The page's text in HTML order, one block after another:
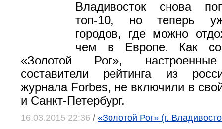
Владивосток снова
топ-10, но теперь
городов, где можно
чем в Европе. Как
«Золотой Рог», настроенные
составители рейтинга из
журнала Forbes, не включили в
и Санкт-Петербург.
16.03.2015 22:36 / «Золотой Рог» (г.